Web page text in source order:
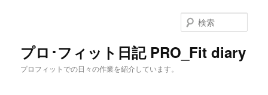
プロ･フィット日記 PRO_Fit diary
プロフィットでの日々の作業を紹介しています。
索